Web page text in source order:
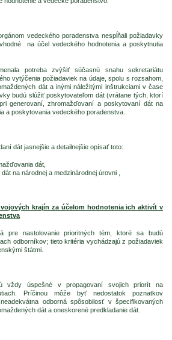
vedeckého poradenstva nespĺňali požiadavky
na účel vedeckého hodnotenia a poskytnutia
potreba zvýšiť súčasnú snahu sekretariátu
vytýčenia požiadaviek na údaje, spolu s rozsahom,
dát a inými náležitými inštrukciami v čase
budú slúžiť poskytovateľom dát (vrátane tých, ktorí
generovaní, zhromažďovaní a poskytovaní dát na
a poskytovania vedeckého poradenstva.
dát jasnejšie a detailnejšie opísať toto:
dát,
na národnej a medzinárodnej úrovni ,
krajín za účelom hodnotenia ich aktivít v
pre nastolovanie prioritných tém, ktoré sa budú
odborníkov; tieto kritéria vychádzajú z požiadaviek
štátmi.
vždy úspešné v propagovaní svojich priorít na
Príčinou môže byť nedostatok poznatkov
odborná spôsobilosť v špecifikovaných
dát a oneskorené predkladanie dát.